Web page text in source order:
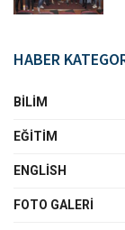
HABER
BILIM
EĞITIM
ENGLISH
FOTO GALERI